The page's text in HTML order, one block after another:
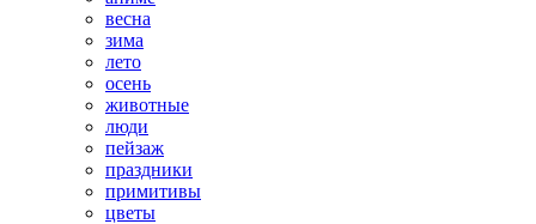
весна
зима
лето
осень
животные
люди
пейзаж
праздники
примитивы
цветы